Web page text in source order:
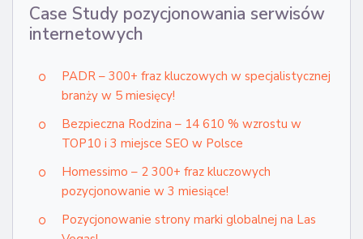
Case Study pozycjonowania serwisów
internetowych
PADR – 300+ fraz kluczowych w specjalistycznej
branży w 5 miesięcy!
Bezpieczna Rodzina – 14 610 % wzrostu w
TOP10 i 3 miejsce SEO w Polsce
Homessimo – 2 300+ fraz kluczowych
pozycjonowanie w 3 miesiące!
Pozycjonowanie strony marki globalnej na Las